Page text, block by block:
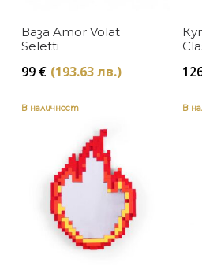
Мебели за дома и
Намаление
Осветление
Подаръци
Текстил за дома
В наличност
Изчерпан, с опция
ЦВЯТ
Бяло
Жълто
Зелено
Златно
Многоцветно
Охра
Ваза Amor Volat
Seletti
99 € (193.63 лв.)
В наличност В